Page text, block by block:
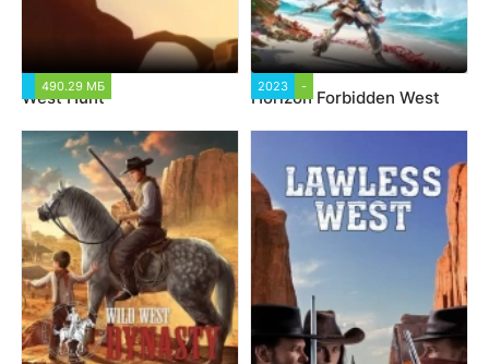
490.29 МБ
West Hunt
2023 -
Horizon Forbidden West